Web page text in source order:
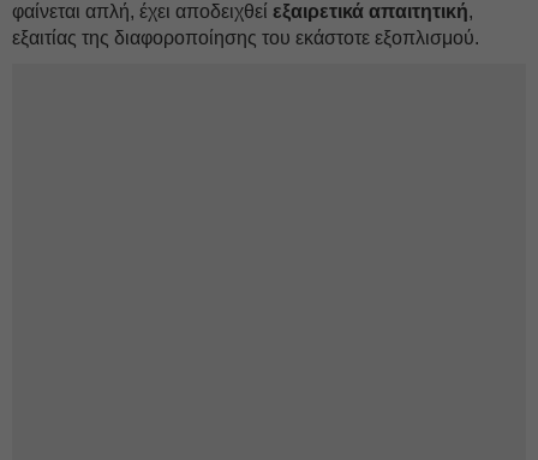
φαίνεται απλή, έχει αποδειχθεί εξαιρετικά απαιτητική,
εξαιτίας της διαφοροποίησης του εκάστοτε εξοπλισμού.